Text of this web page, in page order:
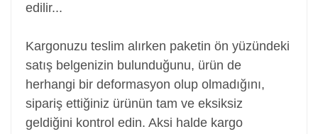
edilir...
Kargonuzu teslim alırken paketin ön yüzündeki
satış belgenizin bulunduğunu, ürün de
herhangi bir deformasyon olup olmadığını,
sipariş ettiğiniz ürünün tam ve eksiksiz
geldiğini kontrol edin. Aksi halde kargo